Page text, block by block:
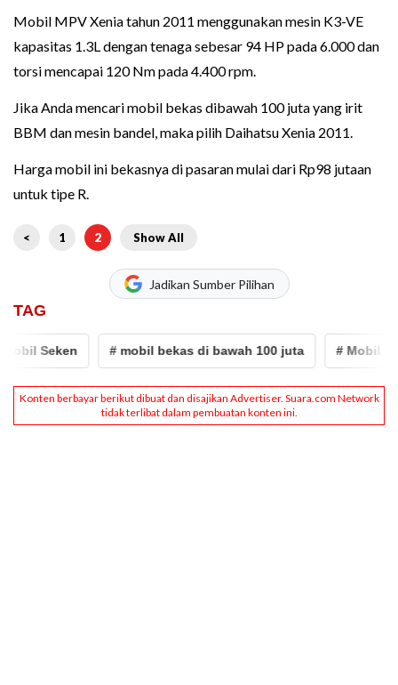
Mobil MPV Xenia tahun 2011 menggunakan mesin K3-VE
kapasitas 1.3L dengan tenaga sebesar 94 HP pada 6.000 dan
torsi mencapai 120 Nm pada 4.400 rpm.
Jika Anda mencari mobil bekas dibawah 100 juta yang irit
BBM dan mesin bandel, maka pilih Daihatsu Xenia 2011.
Harga mobil ini bekasnya di pasaran mulai dari Rp98 jutaan
untuk tipe R.
< 1 2 Show All
Jadikan Sumber Pilihan
TAG
Seken # mobil bekas di bawah 100 juta # Mobil